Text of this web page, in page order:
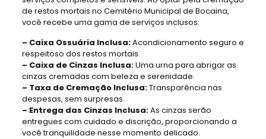
de restos mortais no Cemitério Municipal de Bocaina,
você recebe uma gama de serviços inclusos:
– Caixa Ossuária Inclusa:Acondicionamento seguro e
respeitoso dos restos mortais.
– Caixa de Cinzas Inclusa:Uma urna para abrigar as
cinzas cremadas com beleza e serenidade.
– Taxa de Cremação Inclusa:Transparência nas
despesas, sem surpresas.
– Entrega das Cinzas Inclusa:As cinzas serão
entregues com cuidado e discrição, proporcionando a
você tranquilidade nesse momento delicado.